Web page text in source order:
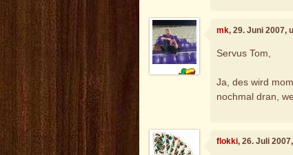
mk, 29. Juni 2007,
Servus Tom,
Ja, des wird
nochmal dran,
flokki, 26. Juli